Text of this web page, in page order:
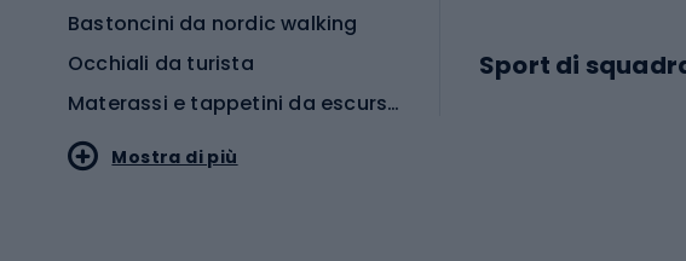
Bastoncini da nordic walking
Occhiali da turista
Materassi e tappetini da escursionismo
Sport di
Mostra di più